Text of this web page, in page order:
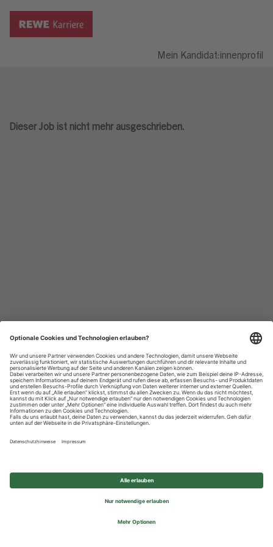
Mein Kandidat:innenprofil
Dieser Job ist nicht mehr ausgeschrieben.
Datenschutzhinweise
Impressum
Privatsphäre-Einstellungen
© 2026 REWE Group - All rights reserved